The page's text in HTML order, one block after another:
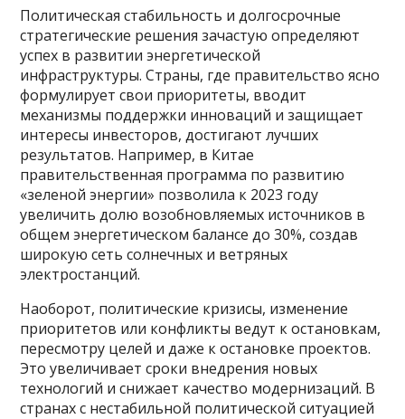
Политическая стабильность и долгосрочные
стратегические решения зачастую определяют
успех в развитии энергетической
инфраструктуры. Страны, где правительство ясно
формулирует свои приоритеты, вводит
механизмы поддержки инноваций и защищает
интересы инвесторов, достигают лучших
результатов. Например, в Китае
правительственная программа по развитию
«зеленой энергии» позволила к 2023 году
увеличить долю возобновляемых источников в
общем энергетическом балансе до 30%, создав
широкую сеть солнечных и ветряных
электростанций.
Наоборот, политические кризисы, изменение
приоритетов или конфликты ведут к остановкам,
пересмотру целей и даже к остановке проектов.
Это увеличивает сроки внедрения новых
технологий и снижает качество модернизаций. В
странах с нестабильной политической ситуацией